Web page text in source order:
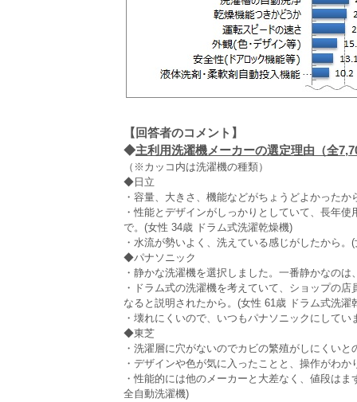
【回答者のコメント】
◆主利用洗濯機メーカーの選定理由（全
（※カッコ内は洗濯機の種類）
◆日立
・容量、大きさ、機能などがちょうどよかった
・性能とデザインがしっかりとしていて、長年
で。(女性 34歳 ドラム式洗濯乾燥機)
・水流が勢いよく、洗えている感じがしたから
◆パナソニック
・静かな洗濯機を選択しました。一番静かなの
・ドラム式の洗濯機を考えていて、ショップの
なると説明されたから。(女性 61歳 ドラム式洗濯
・壊れにくいので、いつもパナソニックにして
◆東芝
・洗濯層に穴がないのでカビの繁殖がしにくい
・デザインや色が気に入ったことと、操作がわ
・性能的には他のメーカーと大差なく、値段は
全自動洗濯機)